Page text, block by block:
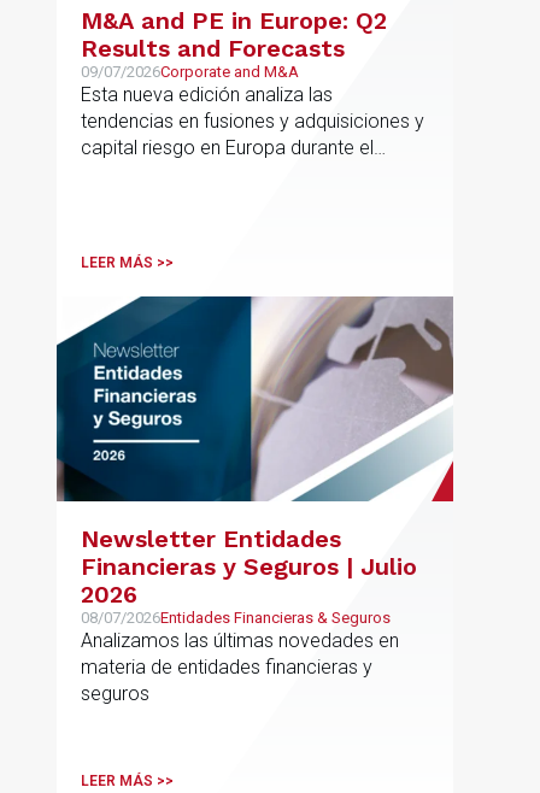
M&A and PE in Europe: Q2
Results and Forecasts
09/07/2026Corporate and M&A
Esta nueva edición analiza las
tendencias en fusiones y adquisiciones y
capital riesgo en Europa durante el
LEER MÁS >>
Newsletter Entidades
Financieras y Seguros | Julio
2026
08/07/2026Entidades Financieras & Seguros
Analizamos las últimas novedades en
materia de entidades financieras y
seguros
LEER MÁS >>